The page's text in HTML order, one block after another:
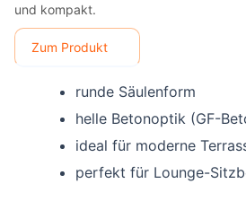
und kompakt.
Zum Produkt
runde Säulenform
helle Betonoptik (GF-
ideal für moderne
perfekt für Lounge-